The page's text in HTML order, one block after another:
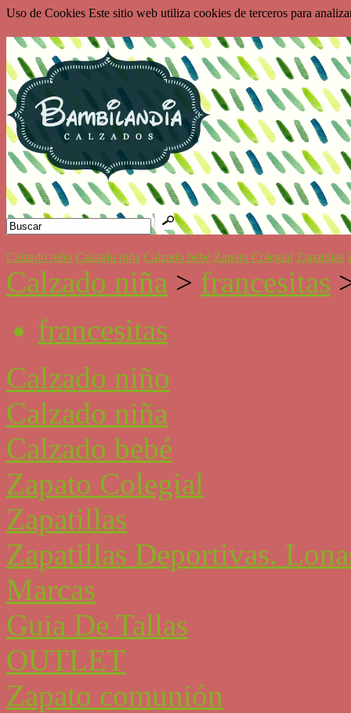
Uso de Cookies Este sitio web utiliza cookies de terceros para
Calzado niño Calzado niña Calzado bebé Zapato Colegial Zapatillas
Calzado niña > francesitas
francesitas
Calzado niño
Calzado niña
Calzado bebé
Zapato Colegial
Zapatillas
Zapatillas Deportivas.
Marcas
Guia De Tallas
OUTLET
Zapato comunión